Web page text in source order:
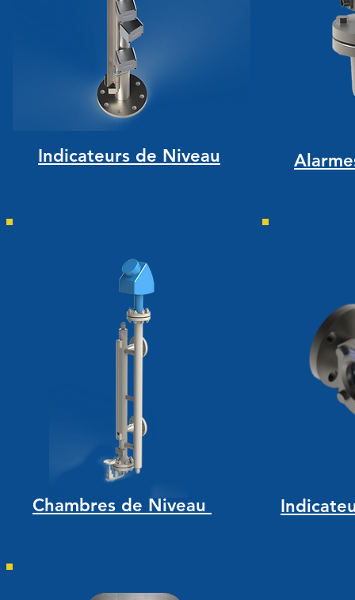
Indicateurs de Niveau
Chambres de Niveau